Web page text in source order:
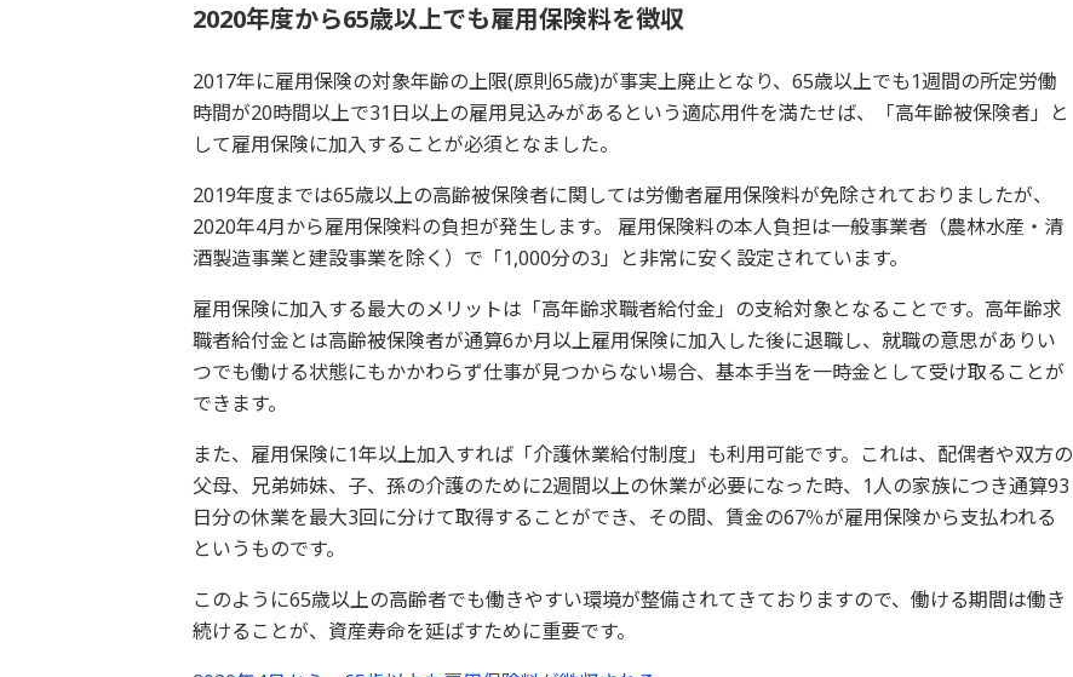
2020年度から65歳以上でも雇用保険料を徴収
2017年に雇用保険の対象年齢の上限(原則65歳)が事実上廃止となり、65歳以上でも1週間の所定労働
時間が20時間以上で31日以上の雇用見込みがあるという適応用件を満たせば、「高年齢被保険者」と
して雇用保険に加入することが必須となました。
2019年度までは65歳以上の高齢被保険者に関しては労働者雇用保険料が免除されておりましたが、
2020年4月から雇用保険料の負担が発生します。 雇用保険料の本人負担は一般事業者（農林水産・清
酒製造事業と建設事業を除く）で「1,000分の3」と非常に安く設定されています。
雇用保険に加入する最大のメリットは「高年齢求職者給付金」の支給対象となることです。高年齢求
職者給付金とは高齢被保険者が通算6か月以上雇用保険に加入した後に退職し、就職の意思がありい
つでも働ける状態にもかかわらず仕事が見つからない場合、基本手当を一時金として受け取ることが
できます。
また、雇用保険に1年以上加入すれば「介護休業給付制度」も利用可能です。これは、配偶者や双方の
父母、兄弟姉妹、子、孫の介護のために2週間以上の休業が必要になった時、1人の家族につき通算93
日分の休業を最大3回に分けて取得することができ、その間、賃金の67％が雇用保険から支払われる
というものです。
このように65歳以上の高齢者でも働きやすい環境が整備されてきておりますので、働ける期間は働き
続けることが、資産寿命を延ばすために重要です。